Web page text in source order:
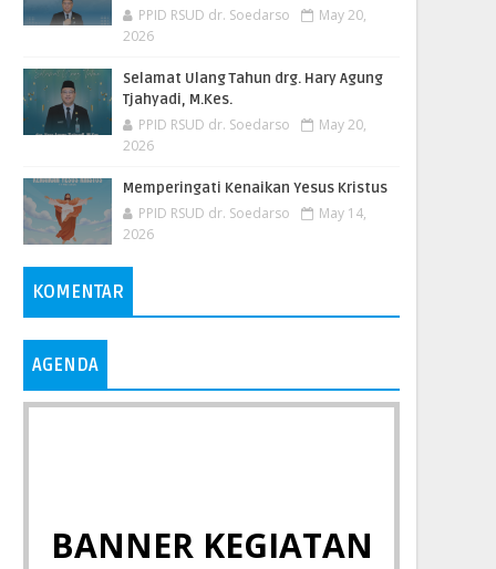
PPID RSUD dr. Soedarso
May 20,
2026
Selamat Ulang Tahun drg. Hary Agung
Tjahyadi, M.Kes.
PPID RSUD dr. Soedarso
May 20,
2026
Memperingati Kenaikan Yesus Kristus
PPID RSUD dr. Soedarso
May 14,
2026
KOMENTAR
AGENDA
BANNER KEGIATAN